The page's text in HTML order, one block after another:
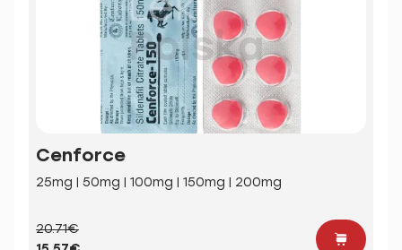
Cenforce
25mg | 50mg | 100mg | 150mg | 200mg
20.71€